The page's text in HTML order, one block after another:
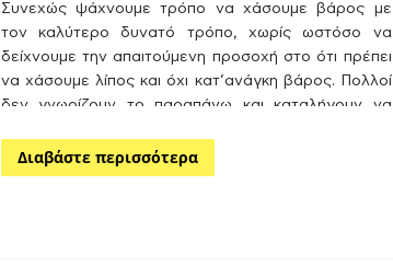
Συνεχώς ψάχνουμε τρόπο να χάσουμε βάρος με
τον καλύτερο δυνατό τρόπο, χωρίς ωστόσο να
δείχνουμε την απαιτούμενη προσοχή στο ότι πρέπει
να χάσουμε λίπος και όχι κατ’ανάγκη βάρος. Πολλοί
δεν γνωρίζουν το παραπάνω και καταλήγουν να
χρόνου και με το πέρας μιας λανθασμένης δίαιτας
που ακολουθούν. Αυτό έχεις ως αποτέλεσμα να
Διαβάστε περισσότερα